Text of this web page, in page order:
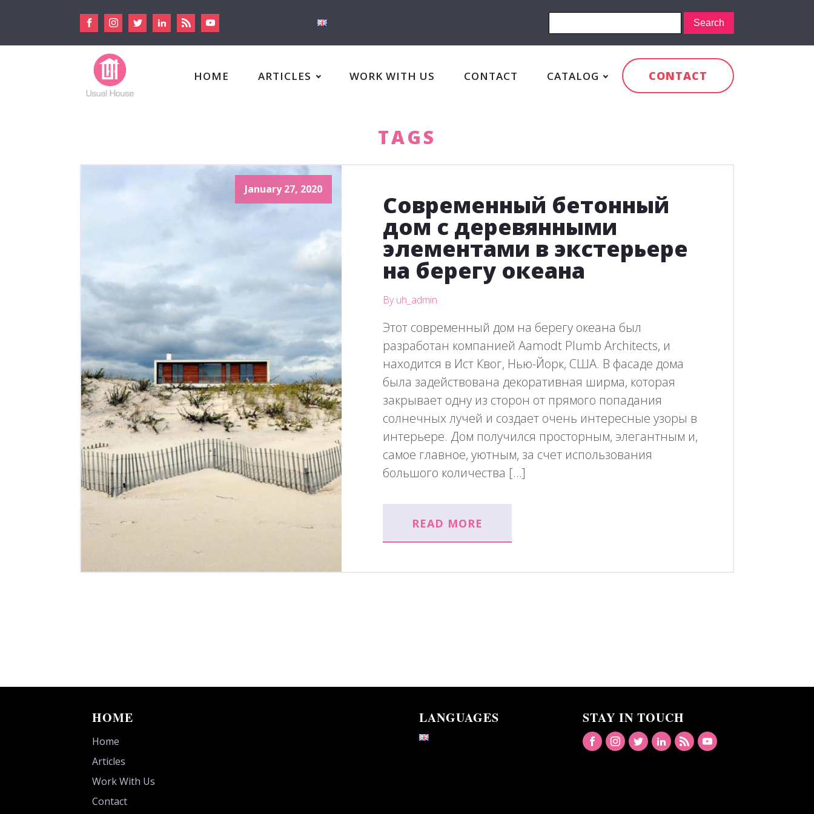
HOME ARTICLES WORK WITH US CONTACT CATALOG CONTACT
TAGS
January 27, 2020
Современный бетонный
дом с деревянными
элементами в экстерьере
на берегу океана
By uh_admin
Этот современный дом на берегу океана был
разработан компанией Aamodt Plumb Architects, и
находится в Ист Квог, Нью-Йорк, США. В фасаде дома
была задействована декоративная ширма, которая
закрывает одну из сторон от прямого попадания
солнечных лучей и создает очень интересные узоры в
интерьере. Дом получился просторным, элегантным и,
самое главное, уютным, за счет использования
большого количества […]
READ MORE
HOME
Home
Articles
Work With Us
Contact
LANGUAGES STAY IN TOUCH